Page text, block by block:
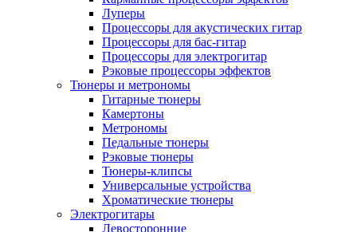
Луперы
Процессоры для акустических гитар
Процессоры для бас-гитар
Процессоры для электрогитар
Рэковые процессоры эффектов
Тюнеры и метрономы
Гитарные тюнеры
Камертоны
Метрономы
Педальные тюнеры
Рэковые тюнеры
Тюнеры-клипсы
Универсальные устройства
Хроматические тюнеры
Электрогитары
Левосторонние